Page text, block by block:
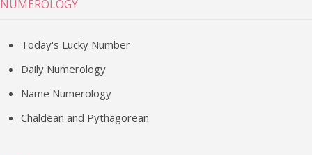
NUMEROLOGY
Today's Lucky Number
Daily Numerology
Name Numerology
Chaldean and Pythagorean